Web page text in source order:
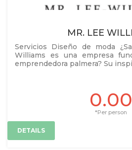
MR. LEE
Servicios Diseño de moda
Williams es una empresa
emprendedora palmera? Su
0.00
*Per person
DETAILS